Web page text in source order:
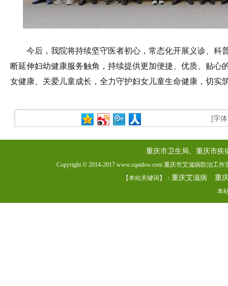
今后，我院将持续坚守医者初心，常态化开展义诊、科
断延伸妇幼健康服务触角，持续提供更加便捷、优质、贴心
女健康、关爱儿童成长，全力守护妇女儿童生命健康，切实
[字
重庆市卫生局、重庆市疾
Copyright © 2014-2017 www.cqaidsw.com 重庆市艾滋病防治工
【本站关键词】： 重庆艾滋病 重
本